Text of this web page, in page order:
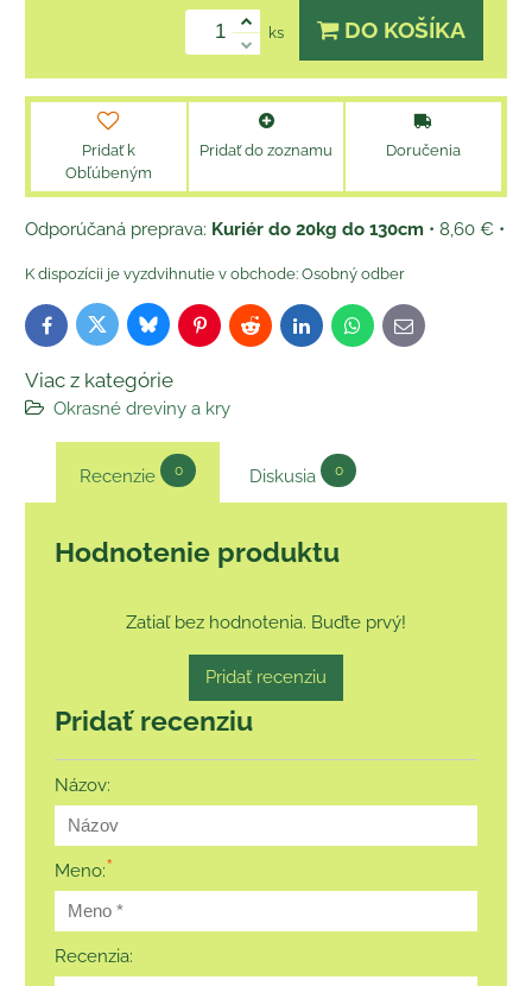
ks DO KOŠÍKA
Pridať k
Obľúbeným
Pridať do zoznamu Doručenia
Kuriér do 20kg do 130cm • 8,60 € •
Osobný odber
FacebookTwitterBlueskyPinterestReddit LinkedInWhatsApp
E-
mail
Viac z kategórie
Okrasné dreviny a kry
Recenzie 0 Diskusia 0
Hodnotenie produktu
Zatiaľ bez hodnotenia. Buďte prvý!
Pridať recenziu
Pridať recenziu
Názov:
Meno:*
Recenzia: